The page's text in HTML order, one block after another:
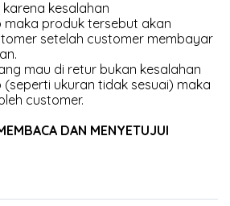
kesalahan
maka produk tersebut akan
setelah customer membayar
mau di retur bukan kesalahan
(seperti ukuran tidak sesuai) maka
customer.
DAN MENYETUJUI